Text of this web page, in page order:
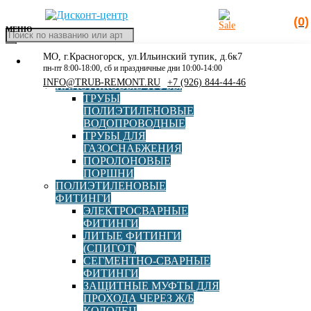
(0)
Поиск
товаров
МЕНЮ
КАТАЛОГ
РАСПРОДАЖА
ПЛАСТИКОВЫЕ ТРУБЫ
ТРУБЫ
ПОЛИЭТИЛЕНОВЫЕ
ВОДОПРОВОДНЫЕ
ТРУБЫ ДЛЯ
ГАЗОСНАБЖЕНИЯ
ПОРОЛОНОВЫЕ
ПОРШНИ
ПОЛИЭТИЛЕНОВЫЕ
ФИТИНГИ
ЭЛЕКТРОСВАРНЫЕ
ФИТИНГИ
ЛИТЫЕ ФИТИНГИ
(СПИГОТ)
СЕГМЕНТНО-СВАРНЫЕ
ФИТИНГИ
ЗАЩИТНЫЕ МУФТЫ ДЛЯ
ПРОХОДА ЧЕРЕЗ Ж/Б
МО, г.Красногорск, ул.Ильинский тупик, д.6к7
пн-пт 8:00-18:00, сб и праздничные дни 10:00-14:00
INFO@TRUB-REMONT.RU +7 (926) 844-44-46
Главная »130
Болт М16х130 оцинк. ГОСТ 7798-70 DIN 933
В корзину
Фильтр